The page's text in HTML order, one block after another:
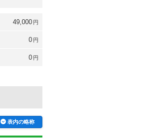
49,000 円
0 円
0 円
表内の略称